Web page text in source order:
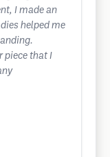
I made an
helped me
piece that I